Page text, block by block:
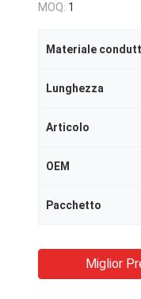
MOQ: 1
Materiale
Lunghezza
Articolo
OEM
Pacchetto
Miglior